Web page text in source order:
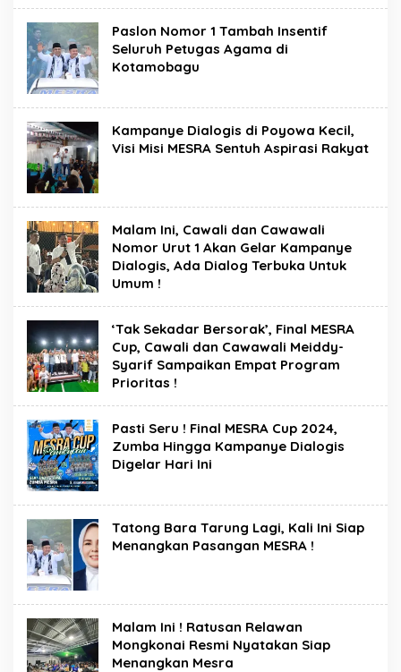
Paslon Nomor 1 Tambah Insentif
Seluruh Petugas Agama di
Kotamobagu
Kampanye Dialogis di Poyowa Kecil,
Visi Misi MESRA Sentuh Aspirasi Rakyat
Malam Ini, Cawali dan Cawawali
Nomor Urut 1 Akan Gelar Kampanye
Dialogis, Ada Dialog Terbuka Untuk
Umum !
‘Tak Sekadar Bersorak’, Final MESRA
Cup, Cawali dan Cawawali Meiddy-
Syarif Sampaikan Empat Program
Prioritas !
Pasti Seru ! Final MESRA Cup 2024,
Zumba Hingga Kampanye Dialogis
Digelar Hari Ini
Tatong Bara Tarung Lagi, Kali Ini Siap
Menangkan Pasangan MESRA !
Malam Ini ! Ratusan Relawan
Mongkonai Resmi Nyatakan Siap
Menangkan Mesra